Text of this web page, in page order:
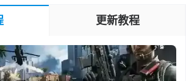
更新教程